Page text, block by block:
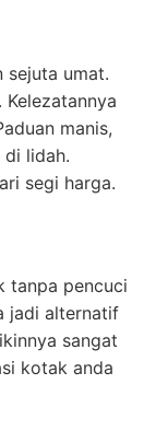
sejuta umat.
manis,
lidah.
segi harga.
tanpa pencuci
jadi alternatif
sangat
kotak anda